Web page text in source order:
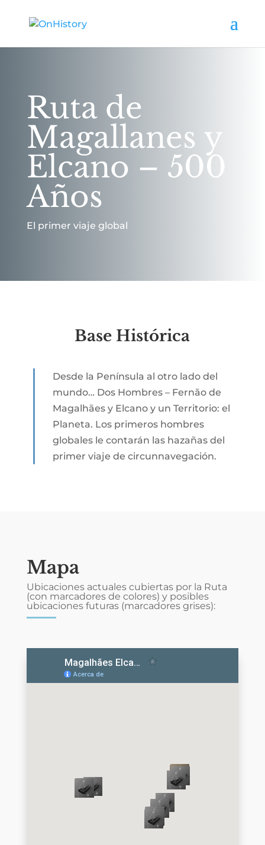
Ruta de
Magallanes y
Elcano – 500
Años
El primer viaje global
Base Histórica
Desde la Península al otro lado del
mundo… Dos Hombres – Fernão de
Magalhães y Elcano y un Territorio: el
Planeta. Los primeros hombres
globales le contarán las hazañas del
primer viaje de circunnavegación.
Mapa
Ubicaciones actuales cubiertas por la Ruta
(con marcadores de colores) y posibles
ubicaciones futuras (marcadores grises):